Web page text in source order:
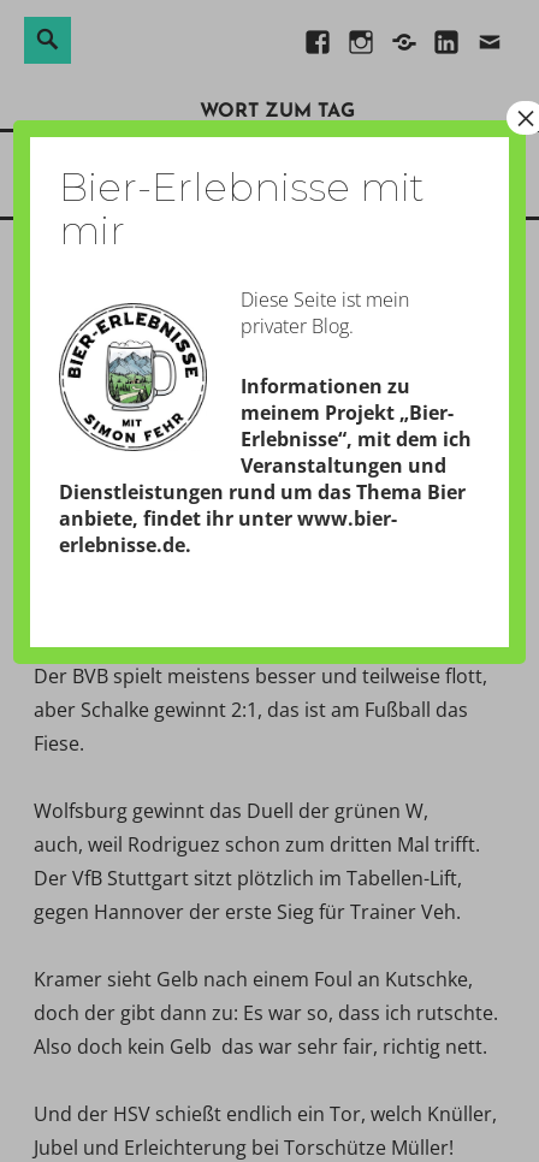
Direkt
Inhalt
FacebookInstagram
Xing Linkedin
E-
Suche
WORT ZUM TAG
Menü
SAISON-SONETT: 6.
SPIELTAG
GESCHRIEBEN AM: 28. SEPTEMBER 2014
Simon
Fairplay
und damit die aktuelle Vormachtstellung im Pott.
Der BVB spielt meistens besser und teilweise flott,
aber Schalke gewinnt 2:1, das ist am Fußball das
Fiese.
Wolfsburg gewinnt das Duell der grünen W,
auch, weil Rodriguez schon zum dritten Mal trifft.
Der VfB Stuttgart sitzt plötzlich im Tabellen-Lift,
gegen Hannover der erste Sieg für Trainer Veh.
Kramer sieht Gelb nach einem Foul an Kutschke,
doch der gibt dann zu: Es war so, dass ich rutschte.
Also doch kein Gelb  das war sehr fair, richtig nett.
Und der HSV schießt endlich ein Tor, welch Knüller,
Jubel und Erleichterung bei Torschütze Müller!
Bier-Erlebnisse mit
mir
Diese Seite ist mein
privater Blog.
Informationen zu
meinem Projekt „Bier-
Erlebnisse“, mit dem ich
Veranstaltungen und
Dienstleistungen rund um das Thema Bier
anbiete, findet ihr unterwww.bier-
erlebnisse.de.
×